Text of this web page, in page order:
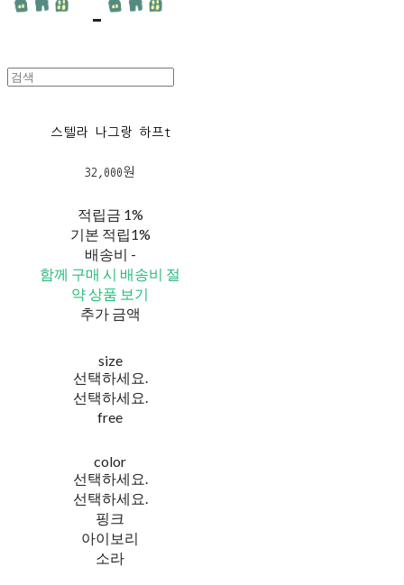
스텔라 나그랑 하프t
32,000원
적립금 1%
기본 적립1%
배송비 -
함께 구매 시 배송비 절
약 상품 보기
추가 금액
size
선택하세요.
선택하세요.
free
color
선택하세요.
선택하세요.
핑크
아이보리
소라